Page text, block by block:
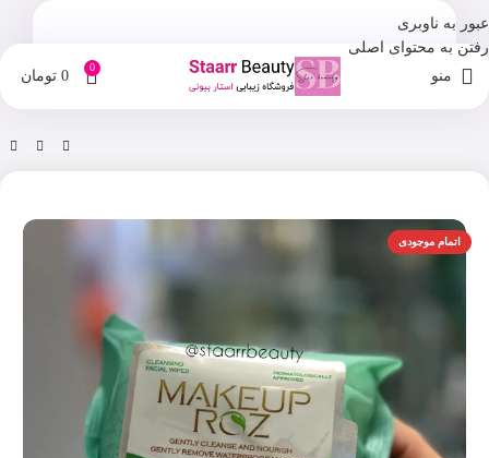
عبور به ناوبری
رفتن به محتوای اصلی
منو 0
0 تومان
خانه دستمال مرطوب
اتمام موجودی